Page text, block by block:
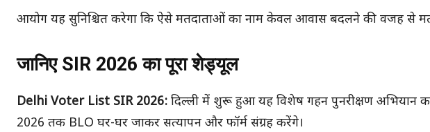
आयोग यह सुनिश्चित करेगा कि ऐसे मतदाताओं का नाम केवल आवास बदलने की वजह से
जानिए SIR 2026 का पूरा शेड्यूल
Delhi Voter List SIR 2026: दिल्ली में शुरू हुआ यह विशेष गहन पुनरीक्षण अभियान
2026 तक BLO घर-घर जाकर सत्यापन और फॉर्म संग्रह करेंगे।